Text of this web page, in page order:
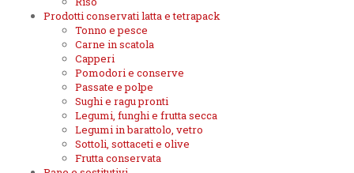
Prodotti conservati latta e tetrapack
Tonno e pesce
Carne in scatola
Capperi
Pomodori e conserve
Passate e polpe
Sughi e ragu pronti
Legumi, funghi e frutta secca
Legumi in barattolo, vetro
Sottoli, sottaceti e olive
Frutta conservata